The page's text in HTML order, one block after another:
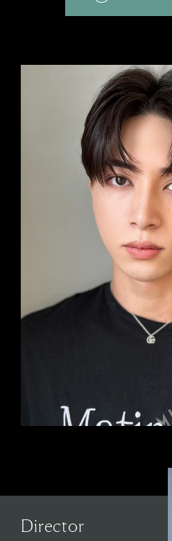
Director